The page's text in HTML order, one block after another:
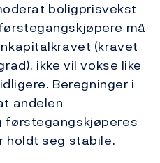
boligprisvekst
må
(kravet
ikke vil vokse like
Beregninger i
andelen
førstegangskjøperes
holdt seg stabile.